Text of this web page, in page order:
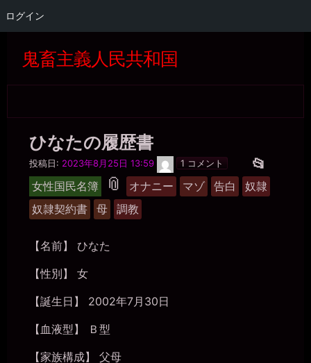
ログイン
ン
テ
ス
プ
鬼畜主義人民共和国
ひなたの履歴書
投稿日: 2023年8月25日 13:59
ひ
な
1 コメント 📂
稿
グ
女性国民名簿 📎 タ
グ
オナニー マゾ 告白
奴隷
奴隷契約書
母 調教
【名前】 ひなた
【性別】 女
【誕生日】 2002年7月30日
【血液型】 Ｂ型
【家族構成】 父母